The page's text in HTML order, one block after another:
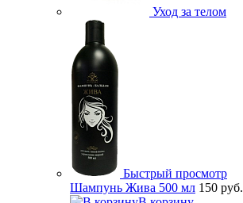
Уход за телом
Быстрый просмотр
Шампунь Жива 500 мл 150 руб.